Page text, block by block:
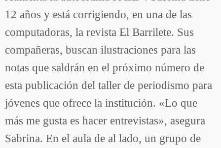
12 años y está corrigiendo, en una de las
computadoras, la revista El Barrilete. Sus
compañeras, buscan ilustraciones para las
notas que saldrán en el próximo número de
esta publicación del taller de periodismo para
jóvenes que ofrece la institución. «Lo que
más me gusta es hacer entrevistas», asegura
Sabrina. En el aula de al lado, un grupo de